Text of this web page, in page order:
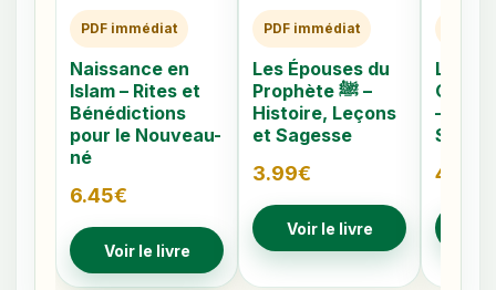
PDF immédiat
Naissance en
Islam – Rites et
Bénédictions
pour le Nouveau-
né
6.45€
Voir le livre
PDF immédiat
Les Épouses du
Prophète ﷺ –
Histoire, Leçons
et Sagesse
3.99€
Voir le livre
Les
–
4.79